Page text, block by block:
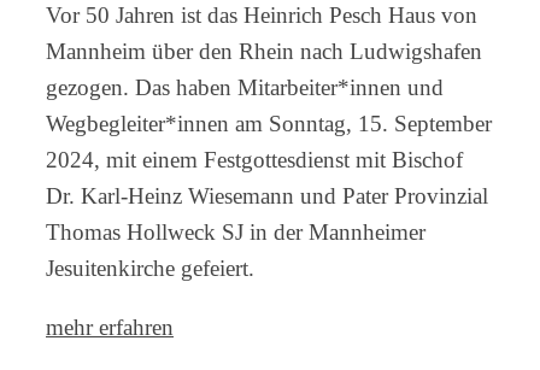
Vor 50 Jahren ist das Heinrich Pesch Haus von
Mannheim über den Rhein nach Ludwigshafen
gezogen. Das haben Mitarbeiter*innen und
Wegbegleiter*innen am Sonntag, 15. September
2024, mit einem Festgottesdienst mit Bischof
Dr. Karl-Heinz Wiesemann und Pater Provinzial
Thomas Hollweck SJ in der Mannheimer
Jesuitenkirche gefeiert.
mehr erfahren